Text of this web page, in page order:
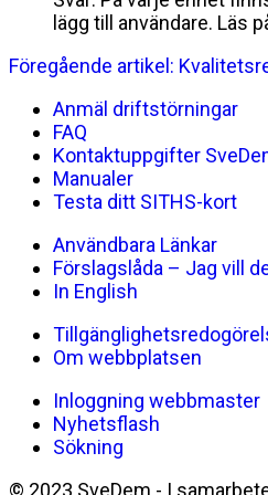
lägg till användare. Läs
Föregående artikel:
Anmäl driftstörningar
FAQ
Kontaktuppgifter
Manualer
Testa ditt SITHS-kort
Användbara Länkar
Förslagslåda – Jag vill
In English
Om webbplatsen
Inloggning webbmaster
Nyhetsflash
Sökning